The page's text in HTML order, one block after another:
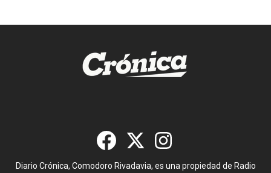
Diario Crónica, Comodoro Rivadavia, es una propiedad de Radio